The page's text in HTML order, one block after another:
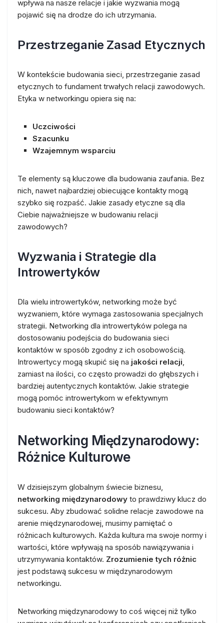
wpływa na nasze relacje i jakie wyzwania mogą
pojawić się na drodze do ich utrzymania.
Przestrzeganie Zasad Etycznych
W kontekście budowania sieci, przestrzeganie zasad
etycznych to fundament trwałych relacji zawodowych.
Etyka w networkingu opiera się na:
Uczciwości
Szacunku
Wzajemnym wsparciu
Te elementy są kluczowe dla budowania zaufania. Bez
nich, nawet najbardziej obiecujące kontakty mogą
szybko się rozpaść. Jakie zasady etyczne są dla
Ciebie najważniejsze w budowaniu relacji
zawodowych?
Wyzwania i Strategie dla
Introwertyków
Dla wielu introwertyków, networking może być
wyzwaniem, które wymaga zastosowania specjalnych
strategii. Networking dla introwertyków polega na
dostosowaniu podejścia do budowania sieci
kontaktów w sposób zgodny z ich osobowością.
Introwertycy mogą skupić się na jakości relacji,
zamiast na ilości, co często prowadzi do głębszych i
bardziej autentycznych kontaktów. Jakie strategie
mogą pomóc introwertykom w efektywnym
budowaniu sieci kontaktów?
Networking Międzynarodowy:
Różnice Kulturowe
W dzisiejszym globalnym świecie biznesu,
networking międzynarodowy to prawdziwy klucz do
sukcesu. Aby zbudować solidne relacje zawodowe na
arenie międzynarodowej, musimy pamiętać o
różnicach kulturowych. Każda kultura ma swoje normy i
wartości, które wpływają na sposób nawiązywania i
utrzymywania kontaktów. Zrozumienie tych różnic
jest podstawą sukcesu w międzynarodowym
networkingu.
Networking międzynarodowy to coś więcej niż tylko